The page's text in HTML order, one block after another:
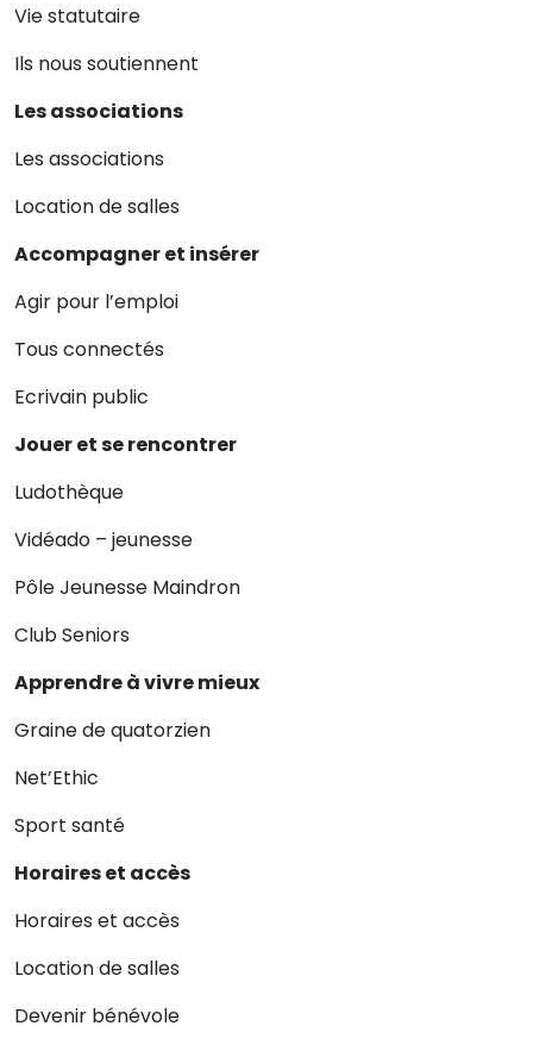
Vie statutaire
Ils nous soutiennent
Les associations
Les associations
Location de salles
Accompagner et insérer
Agir pour l’emploi
Tous connectés
Ecrivain public
Jouer et se rencontrer
Ludothèque
Vidéado – jeunesse
Pôle Jeunesse Maindron
Club Seniors
Apprendre à vivre mieux
Graine de quatorzien
Net’Ethic
Sport santé
Horaires et accès
Horaires et accès
Location de salles
Devenir bénévole